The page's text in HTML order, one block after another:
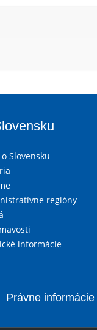
o Slovensku
regióny
informácie
Právne informácie